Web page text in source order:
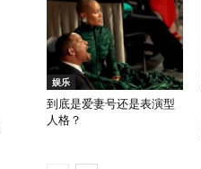
娱乐
到底是爱妻号还是表演型
人格？